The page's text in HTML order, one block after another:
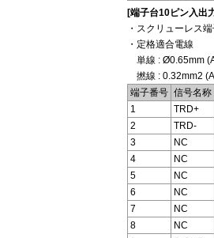
[端子台10ピン入出
・スクリューレス
・定格適合電線
単線 : Ø0.65mm
撚線 : 0.32mm2
端子番号 信号名称
1
TRD+
2
TRD-
3
NC
4
NC
5
NC
6
NC
7
NC
8
NC